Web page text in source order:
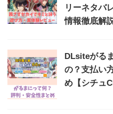
リーネタバ
情報徹底解
DLsiteがる
の？支払い
め【シチュ